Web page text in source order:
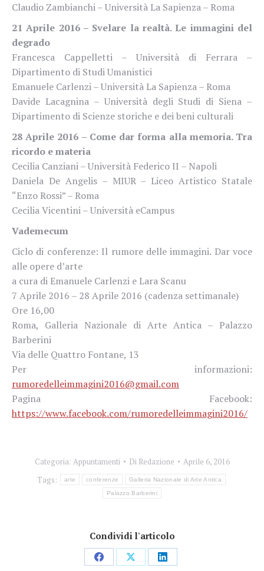
Claudio Zambianchi – Università La Sapienza – Roma
21 Aprile 2016 – Svelare la realtà. Le immagini del
degrado
Francesca Cappelletti – Università di Ferrara –
Dipartimento di Studi Umanistici
Emanuele Carlenzi – Università La Sapienza – Roma
Davide Lacagnina – Università degli Studi di Siena –
Dipartimento di Scienze storiche e dei beni culturali
28 Aprile 2016 – Come dar forma alla memoria. Tra
ricordo e materia
Cecilia Canziani – Università Federico II – Napoli
Daniela De Angelis – MIUR – Liceo Artistico Statale
“Enzo Rossi” – Roma
Cecilia Vicentini – Università eCampus
Vademecum
Ciclo di conferenze: Il rumore delle immagini. Dar voce
alle opere d’arte
a cura di Emanuele Carlenzi e Lara Scanu
7 Aprile 2016 – 28 Aprile 2016 (cadenza settimanale)
Ore 16,00
Roma, Galleria Nazionale di Arte Antica – Palazzo
Barberini
Via delle Quattro Fontane, 13
Per informazioni:
rumoredelleimmagini2016@gmail.com
Pagina Facebook:
https://www.facebook.com/rumoredelleimmagini2016/
Categoria: Appuntamenti Di Redazione
Aprile 6, 2016
Tags:
arte conferenze Galleria Nazionale di Arte Antica
Palazzo Barberini
Condividi l'articolo
CondividiCondividiCondividi